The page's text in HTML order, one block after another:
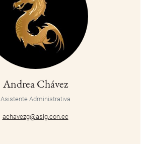
Andrea Chávez
Asistente Administrativa
achavezg@asig.con.ec